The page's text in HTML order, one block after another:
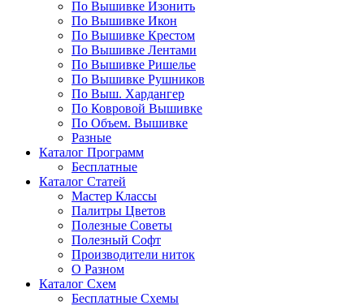
По Вышивке Изонить
По Вышивке Икон
По Вышивке Крестом
По Вышивке Лентами
По Вышивке Ришелье
По Вышивке Рушников
По Выш. Хардангер
По Ковровой Вышивке
По Объем. Вышивке
Разные
Каталог Программ
Бесплатные
Каталог Статей
Мастер Классы
Палитры Цветов
Полезные Советы
Полезный Софт
Производители ниток
О Разном
Каталог Схем
Бесплатные Схемы